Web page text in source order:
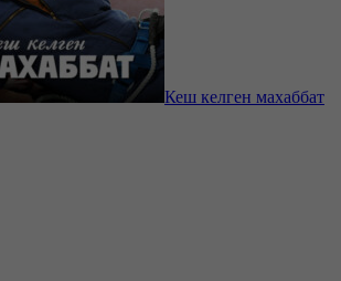
Кеш келген махаббат